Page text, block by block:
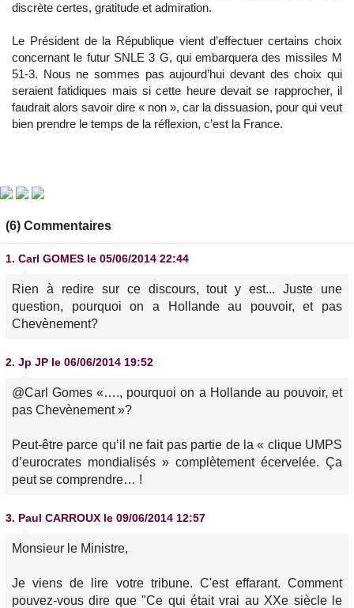
discrète certes, gratitude et admiration.
Le Président de la République vient d’effectuer certains choix
concernant le futur SNLE 3 G, qui embarquera des missiles M
51-3. Nous ne sommes pas aujourd’hui devant des choix qui
seraient fatidiques mais si cette heure devait se rapprocher, il
faudrait alors savoir dire « non », car la dissuasion, pour qui veut
bien prendre le temps de la réflexion, c’est la France.
(6) Commentaires
1. Carl GOMES le 05/06/2014 22:44
Rien à redire sur ce discours, tout y est... Juste une
question, pourquoi on a Hollande au pouvoir, et pas
Chevènement?
2. Jp JP le 06/06/2014 19:52
@Carl Gomes «…., pourquoi on a Hollande au pouvoir, et
pas Chevènement »?
Peut-être parce qu’il ne fait pas partie de la « clique UMPS
d’eurocrates mondialisés » complètement écervelée. Ça
peut se comprendre… !
3. Paul CARROUX le 09/06/2014 12:57
Monsieur le Ministre,
Je viens de lire votre tribune. C'est effarant. Comment
pouvez-vous dire que "Ce qui était vrai au XXe siècle le